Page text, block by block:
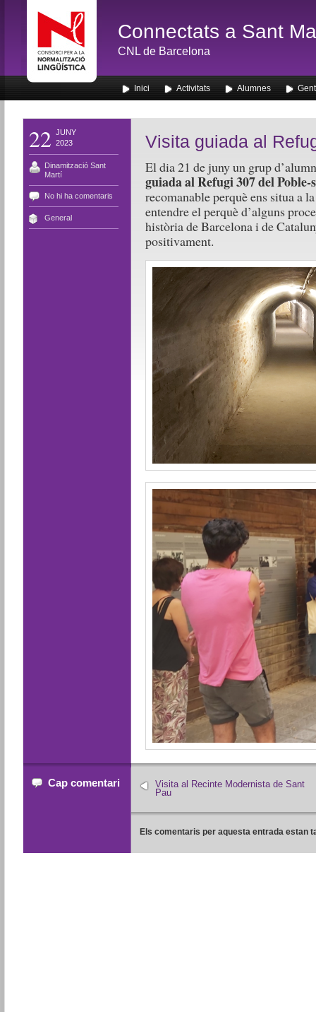
Connectats a Sant
CNL de Barcelona
Inici Activitats Alumnes
22 JUNY
2023
Dinamització Sant
Martí
No hi ha comentaris
General
Visita guiada al
El dia 21 de juny un grup
guiada al Refugi 307 del Poble-
recomanable perquè ens situa a
entendre el perquè d’alguns
història de Barcelona i de
positivament.
Cap comentari
Visita al Recinte Modernista de Sant
Pau
Els comentaris per aquesta entrada estan